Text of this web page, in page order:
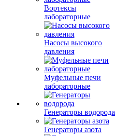
Вортексы
лабораторные
Насосы высокого
давления
Муфельные печи
лабораторные
Генераторы водорода
Генераторы азота